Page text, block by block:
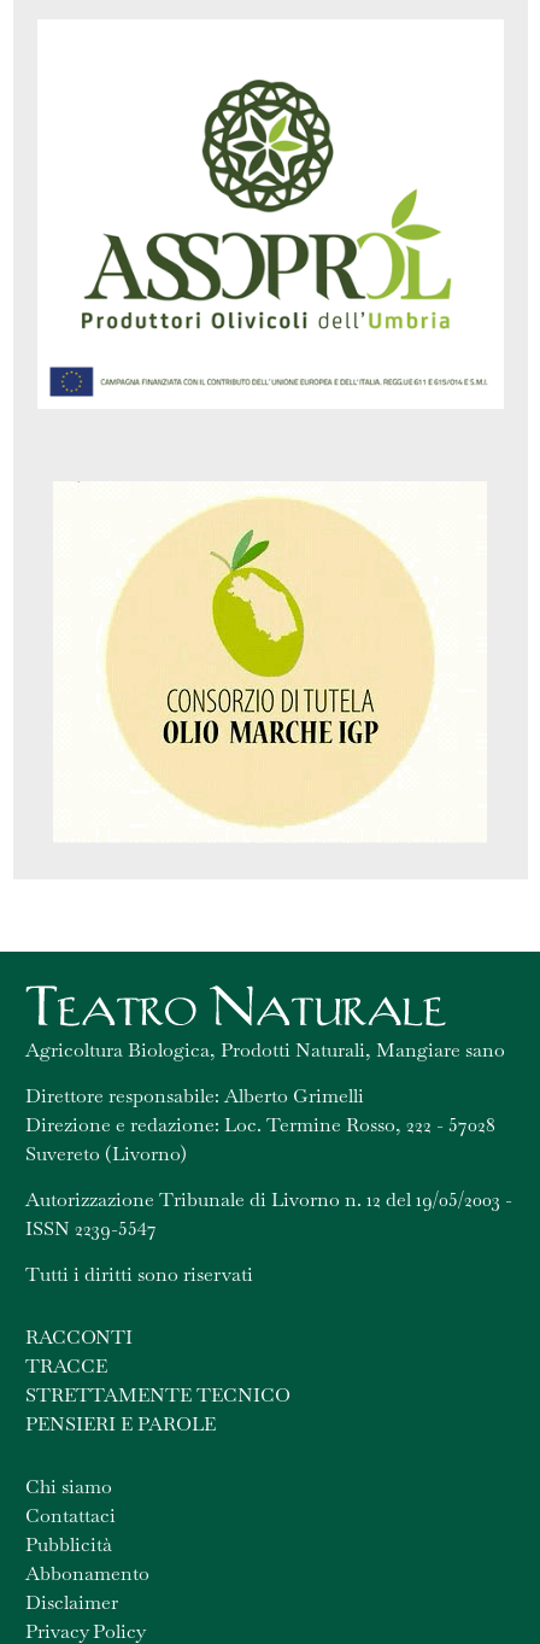
Agricoltura Biologica, Prodotti Naturali, Mangiare sano
Direttore responsabile: Alberto Grimelli
Direzione e redazione: Loc. Termine Rosso, 222 - 57028
Suvereto (Livorno)
Autorizzazione Tribunale di Livorno n. 12 del 19/05/2003 -
ISSN 2239-5547
Tutti i diritti sono riservati
RACCONTI
TRACCE
STRETTAMENTE TECNICO
PENSIERI E PAROLE
Chi siamo
Contattaci
Pubblicità
Abbonamento
Disclaimer
Privacy Policy